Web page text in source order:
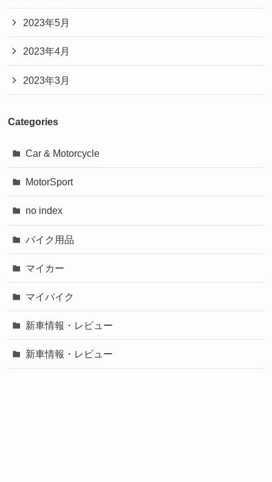
2023年5月
2023年4月
2023年3月
Categories
Car & Motorcycle
MotorSport
no index
バイク用品
マイカー
マイバイク
新車情報・レビュー
新車情報・レビュー